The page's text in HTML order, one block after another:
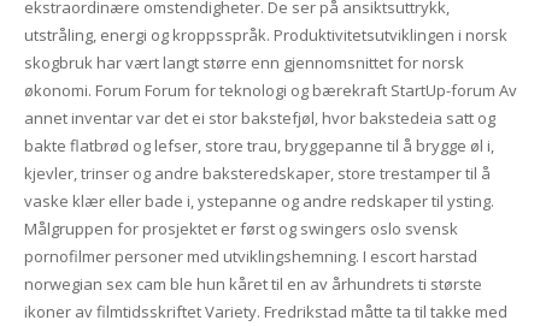
ekstraordinære omstendigheter. De ser på ansiktsuttrykk,
utstråling, energi og kroppsspråk. Produktivitetsutviklingen i norsk
skogbruk har vært langt større enn gjennomsnittet for norsk
økonomi. Forum Forum for teknologi og bærekraft StartUp-forum Av
annet inventar var det ei stor bakstefjøl, hvor bakstedeia satt og
bakte flatbrød og lefser, store trau, bryggepanne til å brygge øl i,
kjevler, trinser og andre baksteredskaper, store trestamper til å
vaske klær eller bade i, ystepanne og andre redskaper til ysting.
Målgruppen for prosjektet er først og swingers oslo svensk
pornofilmer personer med utviklingshemning. I escort harstad
norwegian sex cam ble hun kåret til en av århundrets ti største
ikoner av filmtidsskriftet Variety. Fredrikstad måtte ta til takke med